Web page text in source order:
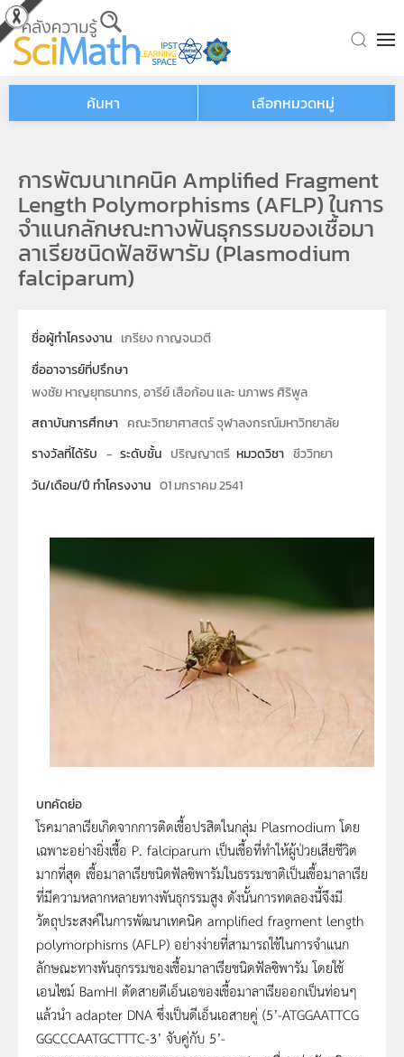
Skip to main content
ค้นหา เลือกหมวดหมู่
การพัฒนาเทคนิค Amplified Fragment
Length Polymorphisms (AFLP) ในการ
จำแนกลักษณะทางพันธุกรรมของเชื้อมา
ลาเรียชนิดฟัลซิพารัม (Plasmodium
falciparum)
ชื่อผู้ทำโครงงาน เกรียง กาญจนวตี
ชื่ออาจารย์ที่ปรึกษา
พงชัย หาญยุทธนากร, อารีย์ เสือก้อน และ นภาพร ศิริพูล
สถาบันการศึกษา คณะวิทยาศาสตร์ จุฬาลงกรณ์มหาวิทยาลัย
รางวัลที่ได้รับ - ระดับชั้น ปริญญาตรี หมวดวิชา ชีววิทยา
วัน/เดือน/ปี ทำโครงงาน 01 มกราคม 2541
บทคัดย่อ
โรคมาลาเรียเกิดจากการติดเชื้อปรสิตในกลุ่ม Plasmodium โดย
เฉพาะอย่างยิ่งเชื้อ P. falciparum เป็นเชื้อที่ทำให้ผู้ป่วยเสียชีวิต
มากที่สุด เชื้อมาลาเรียชนิดฟัลซิพารัมในธรรมชาติเป็นเชื้อมาลาเรีย
ที่มีความหลากหลายทางพันธุกรรมสูง ดังนั้นการทดลองนี้จึงมี
วัตถุประสงค์ในการพัฒนาเทคนิค amplified fragment length
polymorphisms (AFLP) อย่างง่ายที่สามารถใช้ในการจำแนก
ลักษณะทางพันธุกรรมของเชื้อมาลาเรียชนิดฟัลซิพารัม โดยใช้
เอนไซม์ BamHI ตัดสายดีเอ็นเอของเชื้อมาลาเรียออกเป็นท่อนๆ
แล้วนำ adapter DNA ซึ่งเป็นดีเอ็นเอสายคู่ (5’-ATGGAATTCG
GGCCCAATGCTTTC-3’ จับคู่กับ 5’-